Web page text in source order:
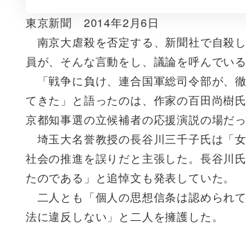
東京新聞 2014年2月6日
南京大虐殺を否定する、新聞社で自殺
員が、そんな言動をし、議論を呼んでい
「戦争に負け、連合国軍総司令部が、
てきた」と語ったのは、作家の百田尚樹
京都知事選の立候補者の応援演説の場だっ
埼玉大名誉教授の長谷川三千子氏は「
社会の推進を誤りだと主張した。長谷川
たのである」と追悼文も発表していた。
二人とも「個人の思想信条は認められ
法に違反しない」と二人を擁護した。